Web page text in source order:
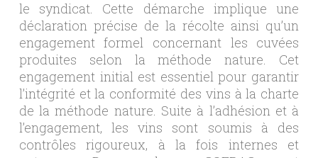
le syndicat. Cette démarche implique une
déclaration précise de la récolte ainsi qu’un
engagement formel concernant les cuvées
produites selon la méthode nature. Cet
engagement initial est essentiel pour garantir
l’intégrité et la conformité des vins à la charte
de la méthode nature. Suite à l’adhésion et à
l’engagement, les vins sont soumis à des
contrôles rigoureux, à la fois internes et